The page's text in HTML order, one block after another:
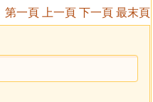
第一頁 上一頁 下一頁 最末頁